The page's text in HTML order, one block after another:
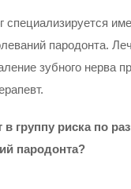
специализируется
пародонта.
зубного нерва
в группу риска по
пародонта?